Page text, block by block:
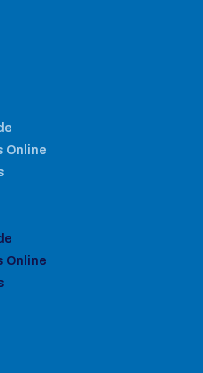
Online
Online